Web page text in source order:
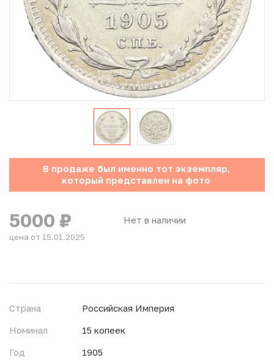
Юбилейные монеты Банка России (с 1999 года)
Памятные и инвестиционные монеты СССР и России
Иностранные монеты
Неофициальные выпуски монет (Unusual)
Античные и средневековые монеты
Наборы монет
Инвестиционные монеты
В продаже был именно тот экземпляр,
который представлен на фото
Нет в наличии
5000 ₽
цена от 15.01.2025
Страна
Российская Империя
Номинал
15 копеек
Год
1905